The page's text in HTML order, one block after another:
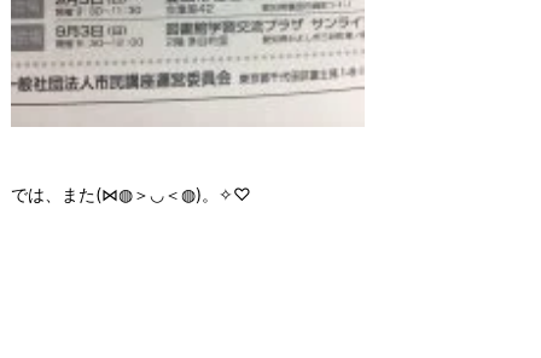
では、また(⋈◍＞◡＜◍)。✧♡